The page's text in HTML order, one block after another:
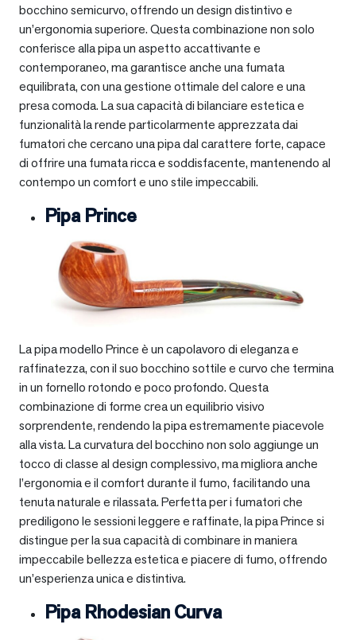
bocchino semicurvo, offrendo un design distintivo e
un’ergonomia superiore. Questa combinazione non solo
conferisce alla pipa un aspetto accattivante e
contemporaneo, ma garantisce anche una fumata
equilibrata, con una gestione ottimale del calore e una
presa comoda. La sua capacità di bilanciare estetica e
funzionalità la rende particolarmente apprezzata dai
fumatori che cercano una pipa dal carattere forte, capace
di offrire una fumata ricca e soddisfacente, mantenendo al
contempo un comfort e uno stile impeccabili.
Pipa Prince
La pipa modello Prince è un capolavoro di eleganza e
raffinatezza, con il suo bocchino sottile e curvo che termina
in un fornello rotondo e poco profondo. Questa
combinazione di forme crea un equilibrio visivo
sorprendente, rendendo la pipa estremamente piacevole
alla vista. La curvatura del bocchino non solo aggiunge un
tocco di classe al design complessivo, ma migliora anche
l’ergonomia e il comfort durante il fumo, facilitando una
tenuta naturale e rilassata. Perfetta per i fumatori che
prediligono le sessioni leggere e raffinate, la pipa Prince si
distingue per la sua capacità di combinare in maniera
impeccabile bellezza estetica e piacere di fumo, offrendo
un’esperienza unica e distintiva.
Pipa Rhodesian Curva